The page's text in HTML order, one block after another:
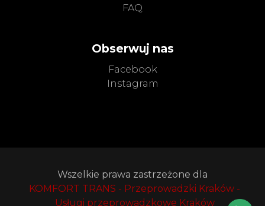
FAQ
Obserwuj nas
Facebook
Instagram
Wszelkie prawa zastrzeżone dla
KOMFORT TRANS - Przeprowadzki Kraków -
Usługi przeprowadzkowe Kraków